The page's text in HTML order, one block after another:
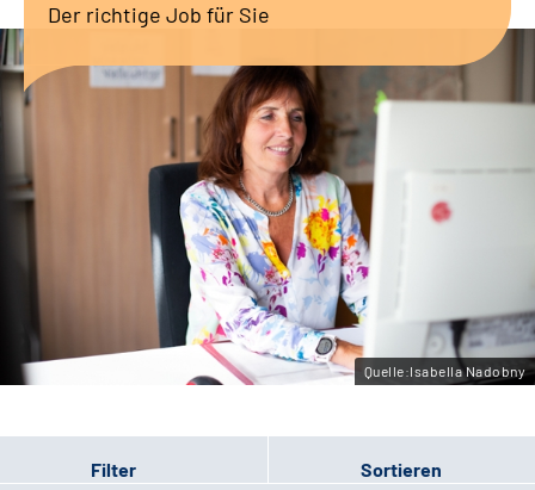
Sozialdienste & Zuweisende
Erweiterte Suche
Gebärdensprache
Leichte Sprache
Der richtige Job für Sie
Quelle:Isabella Nadobny
Filter Sortieren